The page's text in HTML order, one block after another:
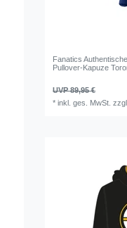
Fanatics
Pullover-Kapuze
UVP 89,95 €
*inkl. ges. MwSt.